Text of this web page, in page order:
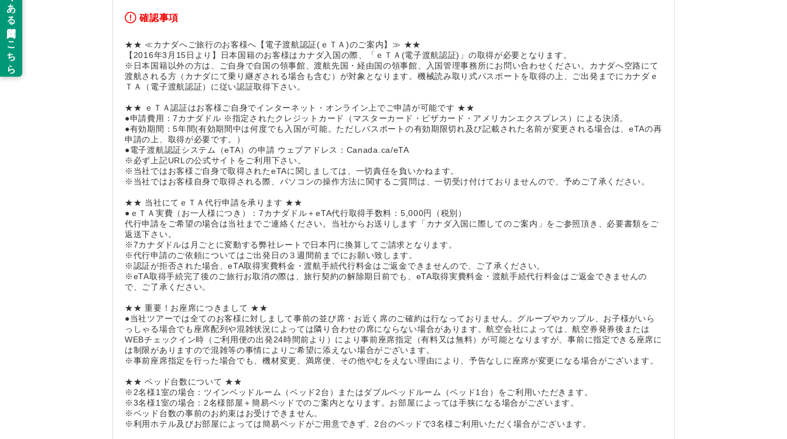
確認事項
★★ ≪カナダへご旅行のお客様へ【電子渡航認証(ｅＴＡ)のご案内】≫ ★★
【2016年3月15日より】日本国籍のお客様はカナダ入国の際、「ｅＴＡ(電子渡航認証)」の取得が必要となります。
※日本国籍以外の方は、ご自身で自国の領事館、渡航先国・経由国の領事館、入国管理事務所にお問い合わせください。カナダへ空路にて
渡航される方（カナダにて乗り継ぎされる場合も含む）が対象となります。機械読み取り式パスポートを取得の上、ご出発までにカナダｅ
ＴＡ（電子渡航認証）に従い認証取得下さい。
★★ ｅＴＡ認証はお客様ご自身でインターネット・オンライン上でご申請が可能です ★★
●申請費用：7カナダドル ※指定されたクレジットカード（マスターカード・ビザカード・アメリカンエクスプレス）による決済。
●有効期間：5年間(有効期間中は何度でも入国が可能。ただしパスポートの有効期限切れ及び記載された名前が変更される場合は、eTAの再
申請の上、取得が必要です。）
●電子渡航認証システム（eTA）の申請 ウェブアドレス：Canada.ca/eTA
※必ず上記URLの公式サイトをご利用下さい。
※当社ではお客様ご自身で取得されたeTAに関しましては、一切責任を負いかねます。
※当社ではお客様自身で取得される際、パソコンの操作方法に関するご質問は、一切受け付けておりませんので、予めご了承ください。
★★ 当社にてｅＴＡ代行申請を承ります ★★
●ｅＴＡ実費（お一人様につき）：7カナダドル＋eTA代行取得手数料：5,000円（税別）
代行申請をご希望の場合は当社までご連絡ください。当社からお送りします「カナダ入国に際してのご案内」をご参照頂き、必要書類をご
返送下さい。
※7カナダドルは月ごとに変動する弊社レートで日本円に換算してご請求となります。
※代行申請のご依頼についてはご出発日の３週間前までにお願い致します。
※認証が拒否された場合、eTA取得実費料金・渡航手続代行料金はご返金できませんので、ご了承ください。
※eTA取得手続完了後のご旅行お取消の際は、旅行契約の解除期日前でも、eTA取得実費料金・渡航手続代行料金はご返金できませんの
で、ご了承ください。
★★ 重要！お座席につきまして ★★
●当社ツアーでは全てのお客様に対しまして事前の並び席・お近く席のご確約は行なっておりません。グループやカップル、お子様がいら
っしゃる場合でも座席配列や混雑状況によっては隣り合わせの席にならない場合があります。航空会社によっては、航空券発券後または
WEBチェックイン時（ご利用便の出発24時間前より）により事前座席指定（有料又は無料）が可能となりますが、事前に指定できる座席に
は制限がありますので混雑等の事情によりご希望に添えない場合がございます。
※事前座席指定を行った場合でも、機材変更、満席便、その他やむをえない理由により、予告なしに座席が変更になる場合がございます。
★★ ベッド台数について ★★
※2名様1室の場合：ツインベッドルーム（ベッド2台）またはダブルベッドルーム（ベッド1台）をご利用いただきます。
※3名様1室の場合：2名様部屋＋簡易ベッドでのご案内となります。お部屋によっては手狭になる場合がございます。
※ベッド台数の事前のお約束はお受けできません。
※利用ホテル及びお部屋によっては簡易ベッドがご用意できず、2台のベッドで3名様ご利用いただく場合がございます。